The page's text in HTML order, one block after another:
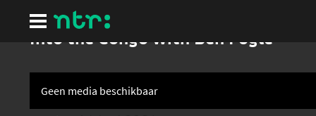
hoofdinhoud
Into the Congo with Ben Fogle
Geen media beschikbaar